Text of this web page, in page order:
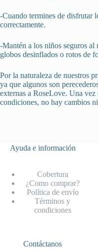
-Cuando termines de disfrutar
correctamente.
-Mantén a los niños seguros al
globos desinflados o rotos de
Por la naturaleza de nuestros
ya que algunos son
externas a RoseLove. Una
condiciones, no hay cambios
Ayuda e información
Cobertura
¿Como comprar?
Política de envío
Términos y
condiciones
Contáctanos